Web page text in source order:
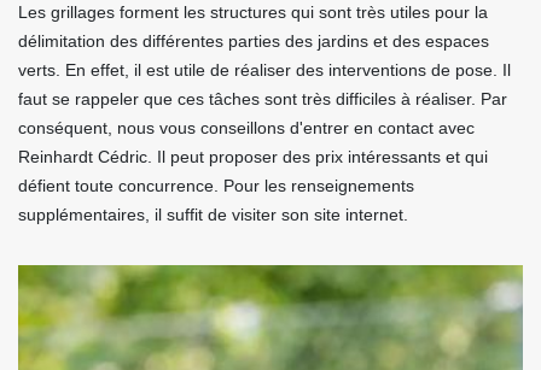
Les grillages forment les structures qui sont très utiles pour la
délimitation des différentes parties des jardins et des espaces
verts. En effet, il est utile de réaliser des interventions de pose. Il
faut se rappeler que ces tâches sont très difficiles à réaliser. Par
conséquent, nous vous conseillons d'entrer en contact avec
Reinhardt Cédric. Il peut proposer des prix intéressants et qui
défient toute concurrence. Pour les renseignements
supplémentaires, il suffit de visiter son site internet.